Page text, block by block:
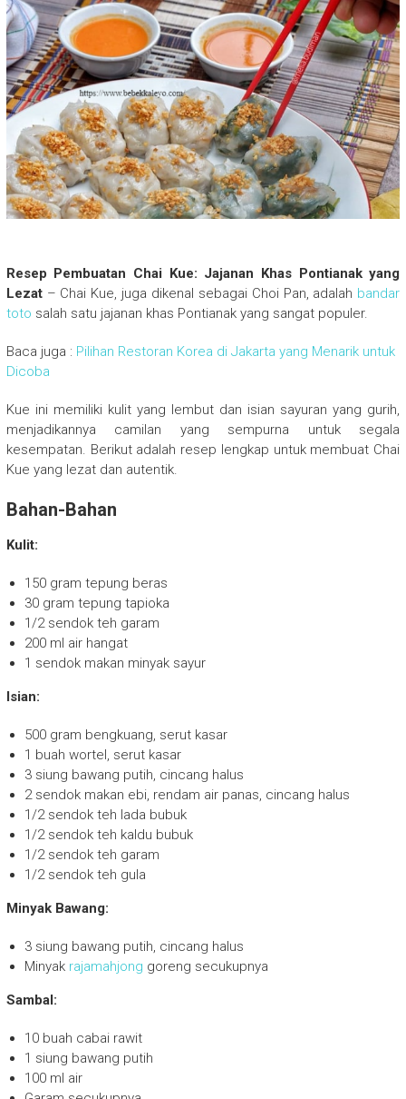
Resep Pembuatan Chai Kue: Jajanan Khas Pontianak yang
Lezat– Chai Kue, juga dikenal sebagai Choi Pan, adalah bandar
toto salah satu jajanan khas Pontianak yang sangat populer.
Baca juga : Pilihan Restoran Korea di Jakarta yang Menarik untuk
Dicoba
Kue ini memiliki kulit yang lembut dan isian sayuran yang gurih,
menjadikannya camilan yang sempurna untuk segala
kesempatan. Berikut adalah resep lengkap untuk membuat Chai
Kue yang lezat dan autentik.
Bahan-Bahan
Kulit:
150 gram tepung beras
30 gram tepung tapioka
1/2 sendok teh garam
200 ml air hangat
1 sendok makan minyak sayur
Isian:
500 gram bengkuang, serut kasar
1 buah wortel, serut kasar
3 siung bawang putih, cincang halus
2 sendok makan ebi, rendam air panas, cincang halus
1/2 sendok teh lada bubuk
1/2 sendok teh kaldu bubuk
1/2 sendok teh garam
1/2 sendok teh gula
Minyak Bawang:
3 siung bawang putih, cincang halus
Minyak rajamahjong goreng secukupnya
Sambal:
10 buah cabai rawit
1 siung bawang putih
100 ml air